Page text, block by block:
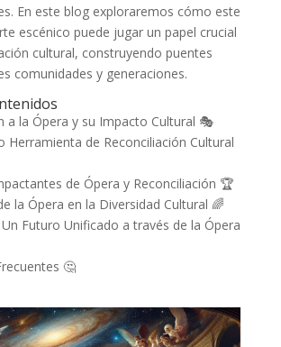
En este blog exploraremos cómo este
escénico puede jugar un papel crucial
cultural, construyendo puentes
comunidades y generaciones.
a la Ópera y su Impacto Cultural 🎭
Herramienta de Reconciliación Cultural
de Ópera y Reconciliación 🏆
la Ópera en la Diversidad Cultural 🌈
Futuro Unificado a través de la Ópera
🤔